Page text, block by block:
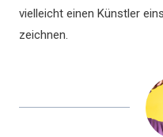
vielleicht einen Künstler
zeichnen.